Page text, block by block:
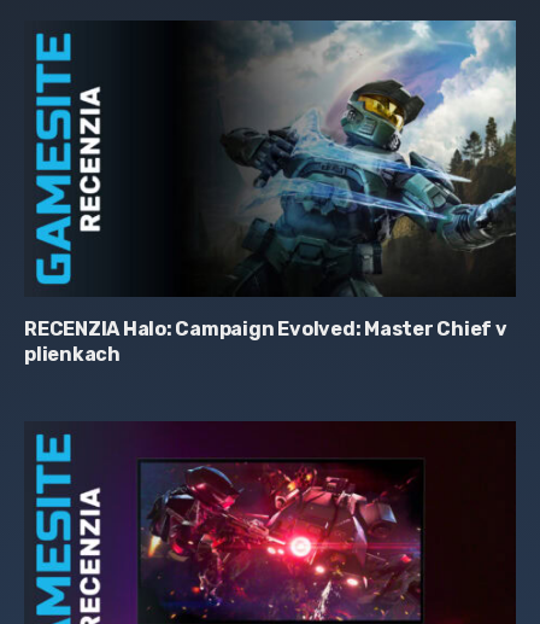
RECENZIA Halo: Campaign Evolved: Master Chief v
plienkach